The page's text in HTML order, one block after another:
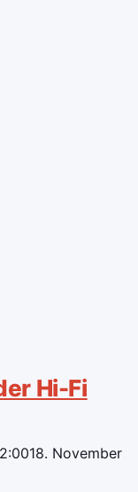
Hi-Fi
18. November